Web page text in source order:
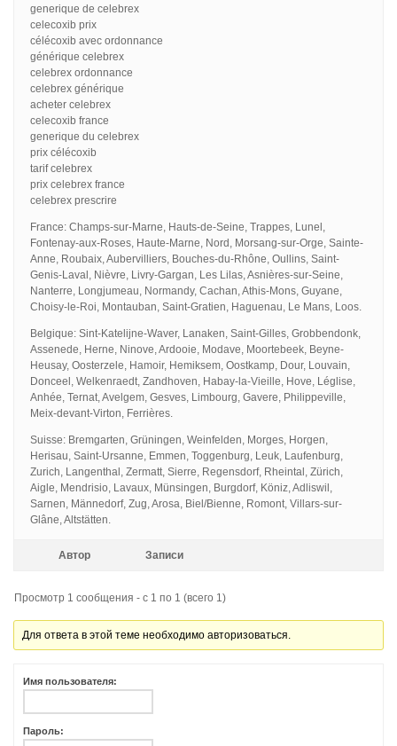
generique de celebrex
celecoxib prix
célécoxib avec ordonnance
générique celebrex
celebrex ordonnance
celebrex générique
acheter celebrex
celecoxib france
generique du celebrex
prix célécoxib
tarif celebrex
prix celebrex france
celebrex prescrire
France: Champs-sur-Marne, Hauts-de-Seine, Trappes, Lunel,
Fontenay-aux-Roses, Haute-Marne, Nord, Morsang-sur-Orge, Sainte-
Anne, Roubaix, Aubervilliers, Bouches-du-Rhône, Oullins, Saint-
Genis-Laval, Nièvre, Livry-Gargan, Les Lilas, Asnières-sur-Seine,
Nanterre, Longjumeau, Normandy, Cachan, Athis-Mons, Guyane,
Choisy-le-Roi, Montauban, Saint-Gratien, Haguenau, Le Mans, Loos.
Belgique: Sint-Katelijne-Waver, Lanaken, Saint-Gilles, Grobbendonk,
Assenede, Herne, Ninove, Ardooie, Modave, Moortebeek, Beyne-
Heusay, Oosterzele, Hamoir, Hemiksem, Oostkamp, Dour, Louvain,
Donceel, Welkenraedt, Zandhoven, Habay-la-Vieille, Hove, Léglise,
Anhée, Ternat, Avelgem, Gesves, Limbourg, Gavere, Philippeville,
Meix-devant-Virton, Ferrières.
Suisse: Bremgarten, Grüningen, Weinfelden, Morges, Horgen,
Herisau, Saint-Ursanne, Emmen, Toggenburg, Leuk, Laufenburg,
Zurich, Langenthal, Zermatt, Sierre, Regensdorf, Rheintal, Zürich,
Aigle, Mendrisio, Lavaux, Münsingen, Burgdorf, Köniz, Adliswil,
Sarnen, Männedorf, Zug, Arosa, Biel/Bienne, Romont, Villars-sur-
Glâne, Altstätten.
Автор Записи
Просмотр 1 сообщения - с 1 по 1 (всего 1)
Для ответа в этой теме необходимо авторизоваться.
Имя пользователя:
Пароль: